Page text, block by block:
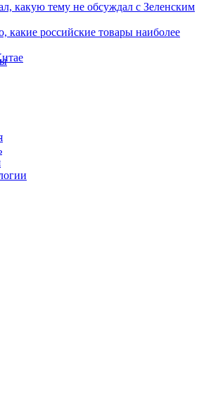
какую тему не обсуждал с Зеленским
какие российские товары наиболее